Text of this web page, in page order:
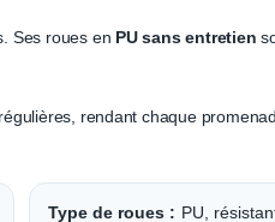
Ses roues en PU sans entretien
rendant chaque
Type de roues : PU,